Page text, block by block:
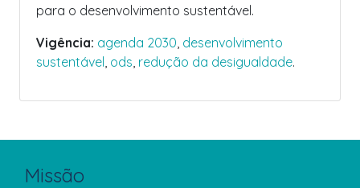
para o desenvolvimento sustentável.
Vigência: agenda 2030, desenvolvimento
sustentável, ods, redução da desigualdade.
Missão